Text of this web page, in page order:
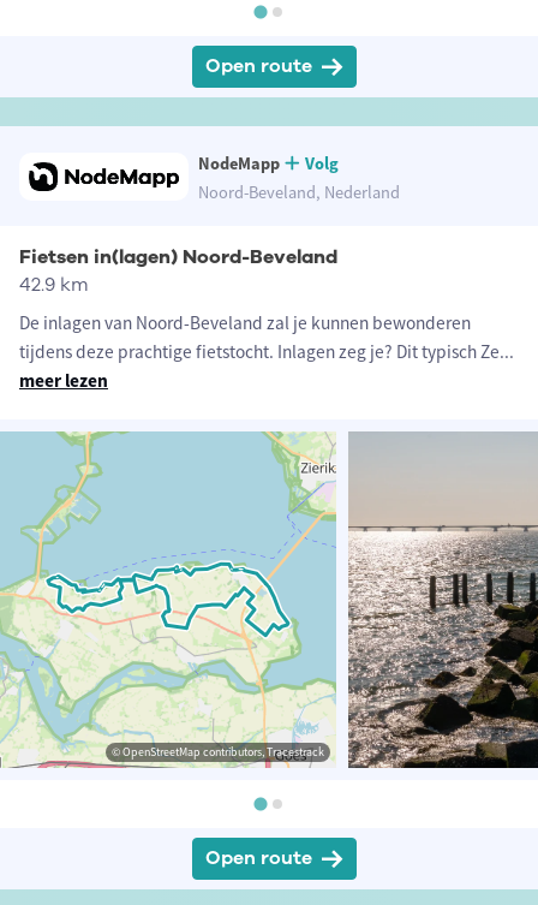
Open route
NodeMapp
Volg
Noord-Beveland, Nederland
Fietsen in(lagen) Noord-Beveland
42.9 km
De inlagen van Noord-Beveland zal je kunnen bewonderen
tijdens deze prachtige fietstocht. Inlagen zeg je? Dit typisch Ze...
meer lezen
© OpenStreetMap contributors, Tracestrack
Open route